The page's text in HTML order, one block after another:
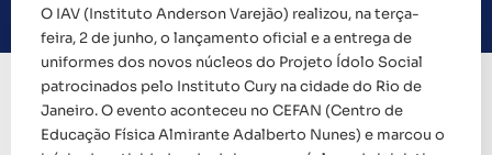
O IAV (Instituto Anderson Varejão) realizou, na terça-
feira, 2 de junho, o lançamento oficial e a entrega de
uniformes dos novos núcleos do Projeto Ídolo Social
patrocinados pelo Instituto Cury na cidade do Rio de
Janeiro. O evento aconteceu no CEFAN (Centro de
Educação Física Almirante Adalberto Nunes) e marcou o